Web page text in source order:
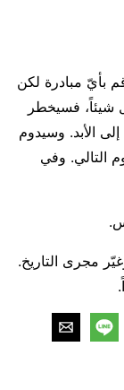
بأيّ مبادرة لكن
شيئاً، فسيخطر
الأبد. وسيدوم
التالي. وفي
مجرى التاريخ.